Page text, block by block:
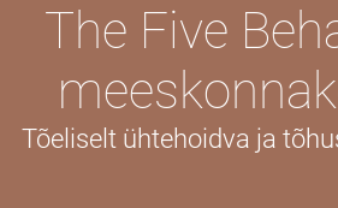
The Five
Tõeliselt ühtehoidva ja